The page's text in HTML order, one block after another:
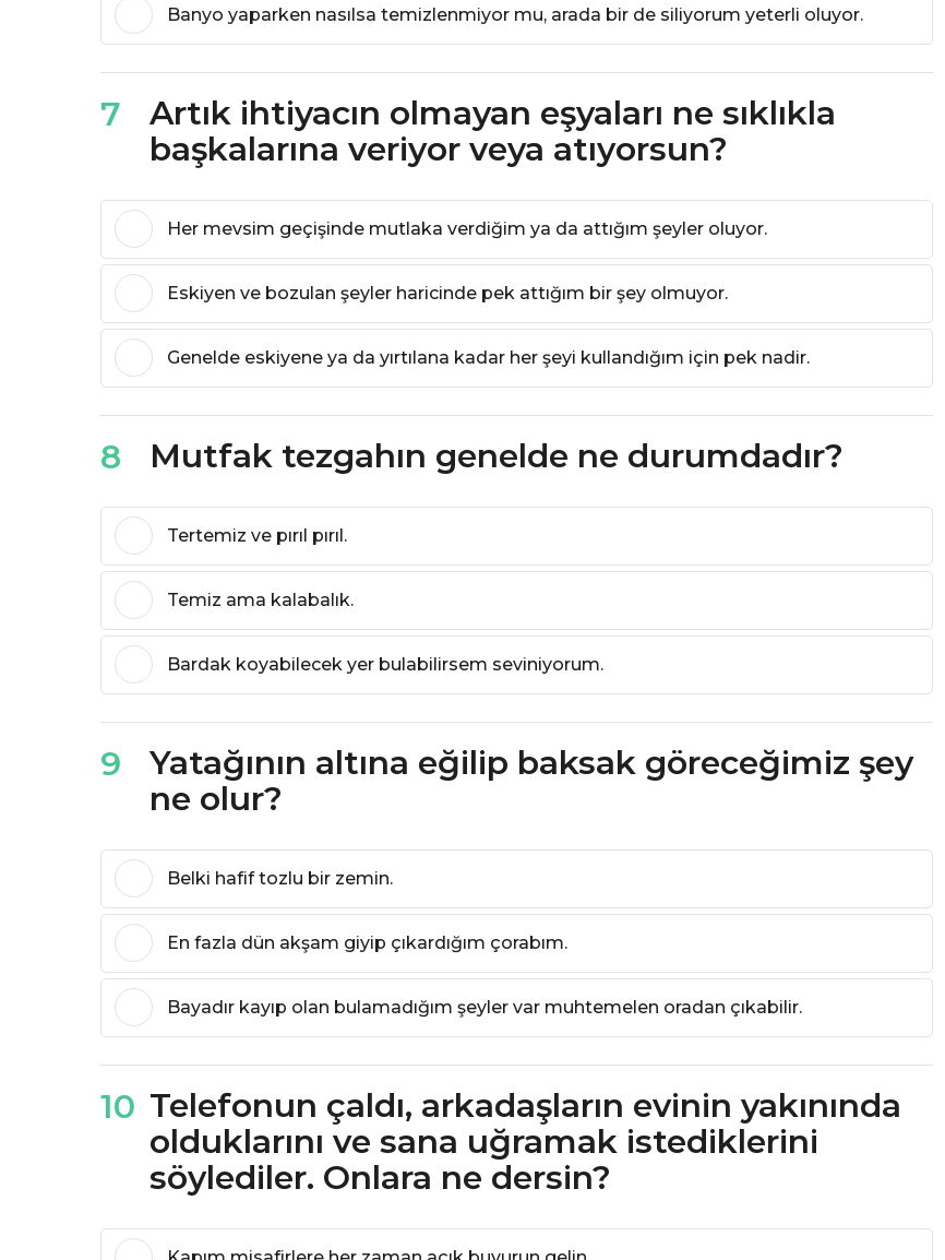
Banyo yaparken nasılsa temizlenmiyor mu, arada bir de siliyorum yeterli oluyor.
7
Artık ihtiyacın olmayan eşyaları ne sıklıkla
başkalarına veriyor veya atıyorsun?
Her mevsim geçişinde mutlaka verdiğim ya da attığım şeyler oluyor.
Eskiyen ve bozulan şeyler haricinde pek attığım bir şey olmuyor.
Genelde eskiyene ya da yırtılana kadar her şeyi kullandığım için pek nadir.
8 Mutfak tezgahın genelde ne durumdadır?
Tertemiz ve pırıl pırıl.
Temiz ama kalabalık.
Bardak koyabilecek yer bulabilirsem seviniyorum.
9
Yatağının altına eğilip baksak göreceğimiz şey
ne olur?
Belki hafif tozlu bir zemin.
En fazla dün akşam giyip çıkardığım çorabım.
Bayadır kayıp olan bulamadığım şeyler var muhtemelen oradan çıkabilir.
10 Telefonun çaldı, arkadaşların evinin yakınında
olduklarını ve sana uğramak istediklerini
söylediler. Onlara ne dersin?